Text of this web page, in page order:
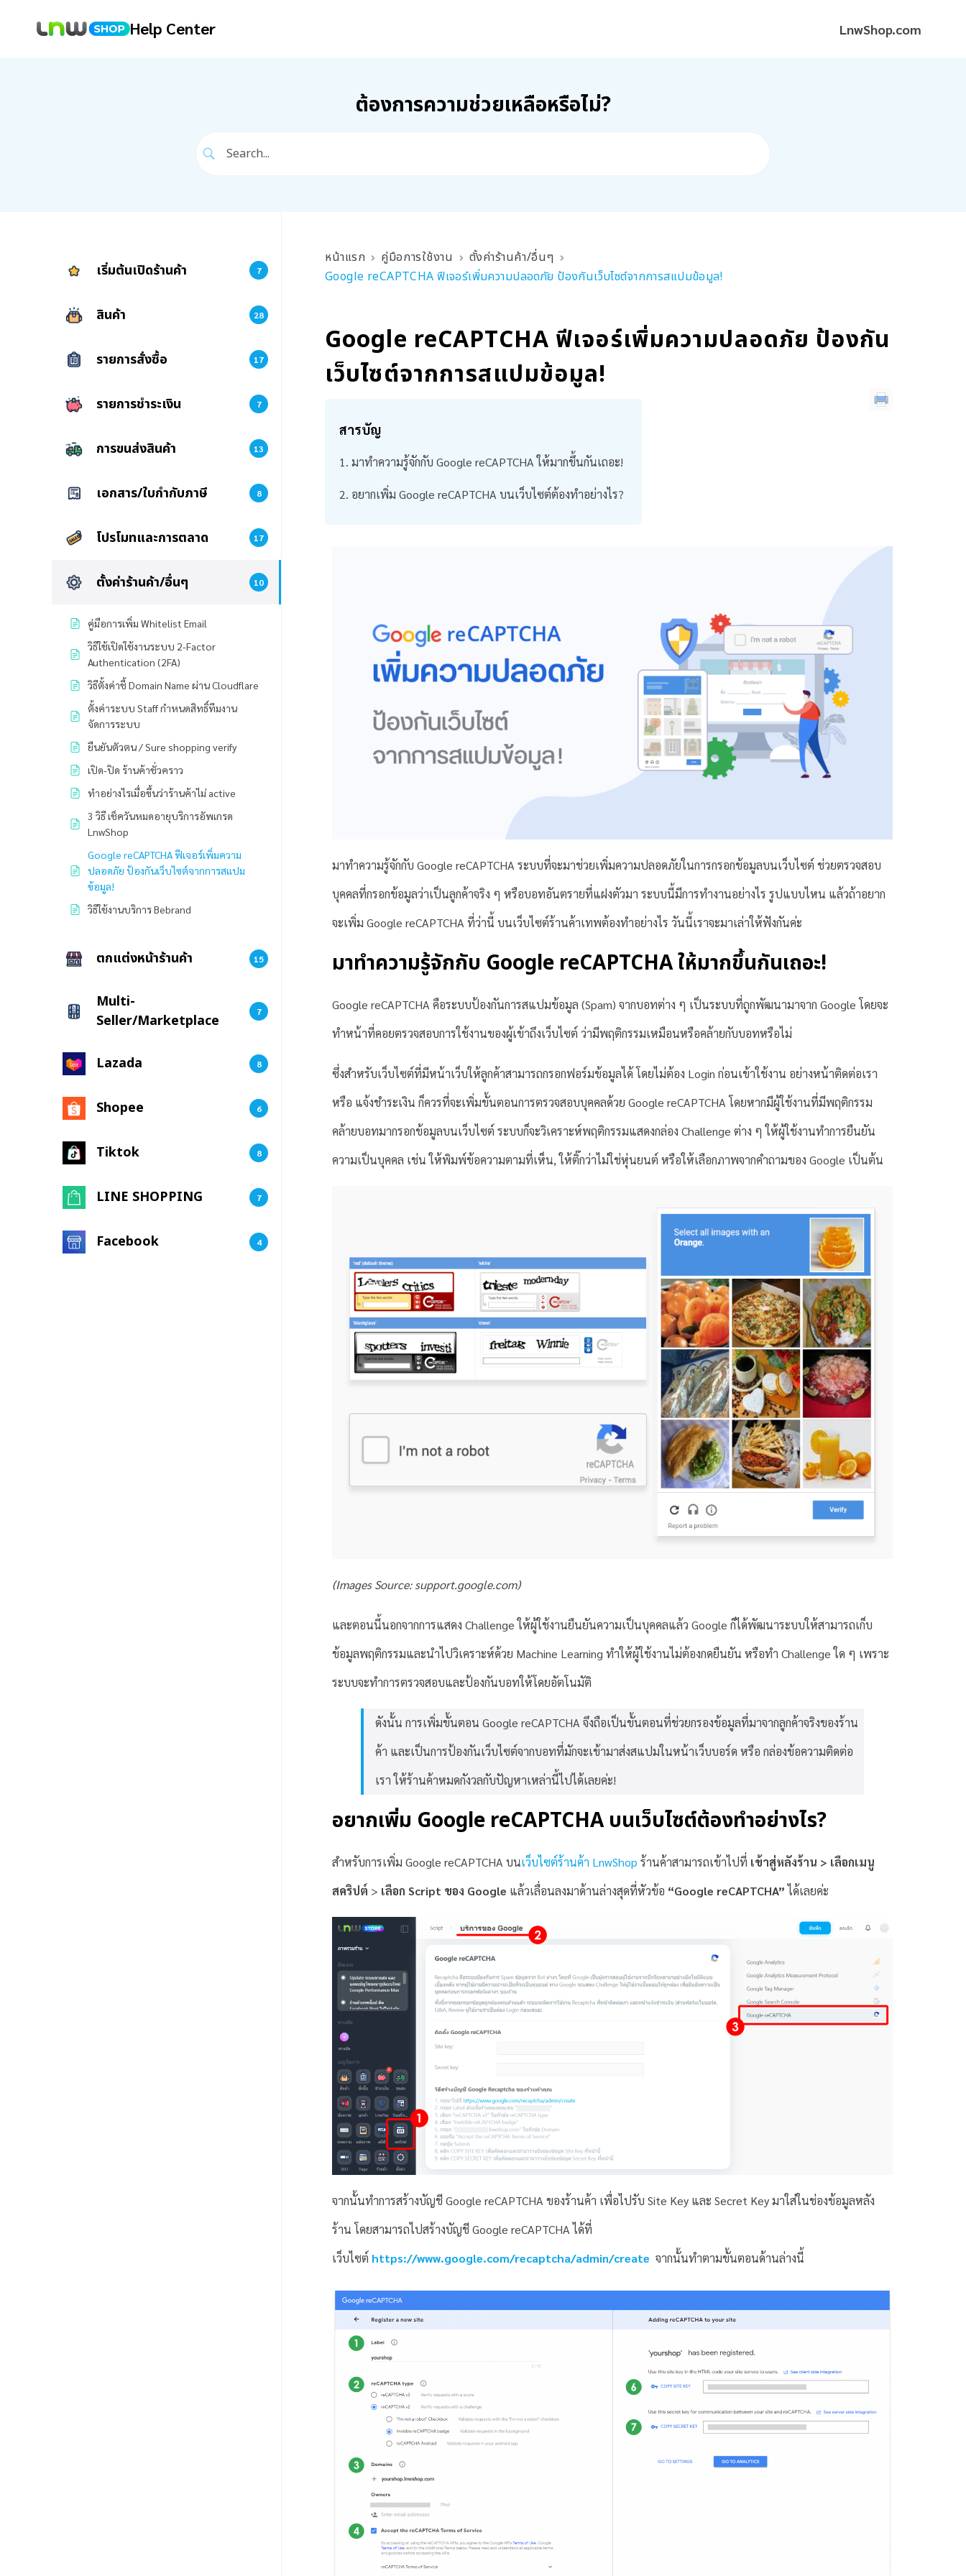
Help Center LnwShop.com
ต้องการความช่วยเหลือหรือไม่?
เริ่มต้นเปิดร้านค้า 7
สินค้า 28
รายการสั่งซื้อ 17
รายการชำระเงิน 7
การขนส่งสินค้า 13
เอกสาร/ใบกำกับภาษี 8
โปรโมทและการตลาด 17
ตั้งค่าร้านค้า/อื่นๆ 10
คู่มือการเพิ่ม Whitelist Email
วิธีใช้เปิดใช้งานระบบ 2-Factor
Authentication (2FA)
วิธีตั้งค่าชี้ Domain Name ผ่าน Cloudflare
ตั้งค่าระบบ Staff กำหนดสิทธิ์ทีมงาน
จัดการระบบ
ยืนยันตัวตน / Sure shopping verify
เปิด-ปิด ร้านค้าชั่วคราว
ทำอย่างไรเมื่อขึ้นว่าร้านค้าไม่ active
3 วิธี เช็ควันหมดอายุบริการอัพเกรด
LnwShop
Google reCAPTCHA ฟีเจอร์เพิ่มความ
ปลอดภัย ป้องกันเว็บไซต์จากการสแปม
ข้อมูล!
วิธีใช้งานบริการ Bebrand
ตกแต่งหน้าร้านค้า 15
Multi-
Seller/Marketplace
7
Lazada 8
Shopee 6
Tiktok 8
LINE SHOPPING 7
Facebook 4
หน้าแรก คู่มือการใช้งาน
ตั้งค่าร้านค้า/อื่นๆ
Google reCAPTCHA ฟีเจอร์เพิ่มความปลอดภัย ป้องกันเว็บไซต์จากการสแปมข้อมูล!
Google reCAPTCHA ฟีเจอร์เพิ่มความปลอดภัย ป้องกัน
เว็บไซต์จากการสแปมข้อมูล!
สารบัญ
มาทำความรู้จักกับ Google reCAPTCHA ให้มากขึ้นกันเถอะ!
อยากเพิ่ม Google reCAPTCHA บนเว็บไซต์ต้องทำอย่างไร?
มาทำความรู้จักกับ Google reCAPTCHA ระบบที่จะมาช่วยเพิ่มความปลอดภัยในการกรอกข้อมูลบนเว็บไซต์ ช่วยตรวจสอบ
บุคคลที่กรอกข้อมูลว่าเป็นลูกค้าจริง ๆ หรือบอทอันตรายที่แฝงตัวมา ระบบนี้มีการทำงานอย่างไร รูปแบบไหน แล้วถ้าอยาก
จะเพิ่ม Google reCAPTCHA ที่ว่านี้ บนเว็บไซต์ร้านค้าเทพต้องทำอย่างไร วันนี้เราจะมาเล่าให้ฟังกันค่ะ
มาทำความรู้จักกับ Google reCAPTCHA ให้มากขึ้นกันเถอะ!
Google reCAPTCHA คือระบบป้องกันการสแปมข้อมูล (Spam) จากบอทต่าง ๆ เป็นระบบที่ถูกพัฒนามาจาก Google โดยจะ
ทำหน้าที่คอยตรวจสอบการใช้งานของผู้เข้าถึงเว็บไซต์ ว่ามีพฤติกรรมเหมือนหรือคล้ายกับบอทหรือไม่
ซึ่งสำหรับเว็บไซต์ที่มีหน้าเว็บให้ลูกค้าสามารถกรอกฟอร์มข้อมูลได้ โดยไม่ต้อง Login ก่อนเข้าใช้งาน อย่างหน้าติดต่อเรา
หรือ แจ้งชำระเงิน ก็ควรที่จะเพิ่มขั้นตอนการตรวจสอบบุคคลด้วย Google reCAPTCHA โดยหากมีผู้ใช้งานที่มีพฤติกรรม
คล้ายบอทมากรอกข้อมูลบนเว็บไซต์ ระบบก็จะวิเคราะห์พฤติกรรมแสดงกล่อง Challenge ต่าง ๆ ให้ผู้ใช้งานทำการยืนยัน
ความเป็นบุคคล เช่น ให้พิมพ์ข้อความตามที่เห็น, ให้ติ๊กว่าไม่ใช่หุ่นยนต์ หรือให้เลือกภาพจากคำถามของ Google เป็นต้น
(Images Source: support.google.com)
และตอนนี้นอกจากการแสดง Challenge ให้ผู้ใช้งานยืนยันความเป็นบุคคลแล้ว Google ก็ได้พัฒนาระบบให้สามารถเก็บ
ข้อมูลพฤติกรรมและนำไปวิเคราะห์ด้วย Machine Learning ทำให้ผู้ใช้งานไม่ต้องกดยืนยัน หรือทำ Challenge ใด ๆ เพราะ
ระบบจะทำการตรวจสอบและป้องกันบอทให้โดยอัตโนมัติ
ดังนั้น การเพิ่มขั้นตอน Google reCAPTCHA จึงถือเป็นขั้นตอนที่ช่วยกรองข้อมูลที่มาจากลูกค้าจริงของร้าน
ค้า และเป็นการป้องกันเว็บไซต์จากบอทที่มักจะเข้ามาส่งสแปมในหน้าเว็บบอร์ด หรือ กล่องข้อความติดต่อ
เรา ให้ร้านค้าหมดกังวลกับปัญหาเหล่านี้ไปได้เลยค่ะ!
อยากเพิ่ม Google reCAPTCHA บนเว็บไซต์ต้องทำอย่างไร?
สำหรับการเพิ่ม Google reCAPTCHA บนเว็บไซต์ร้านค้า LnwShop ร้านค้าสามารถเข้าไปที่ เข้าสู่หลังร้าน > เลือกเมนู
สคริปต์ > เลือก Script ของ Google แล้วเลื่อนลงมาด้านล่างสุดที่หัวข้อ “Google reCAPTCHA”ได้เลยค่ะ
จากนั้นทำการสร้างบัญชี Google reCAPTCHA ของร้านค้า เพื่อไปรับ Site Key และ Secret Key มาใส่ในช่องข้อมูลหลัง
ร้าน โดยสามารถไปสร้างบัญชี Google reCAPTCHA ได้ที่
เว็บไซต์ https://www.google.com/recaptcha/admin/create จากนั้นทำตามขั้นตอนด้านล่างนี้